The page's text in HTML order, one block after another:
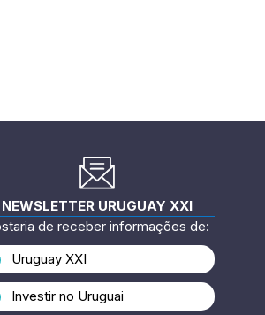
NEWSLETTER URUGUAY XXI
de receber informações de:
Uruguay XXI
Investir no Uruguai